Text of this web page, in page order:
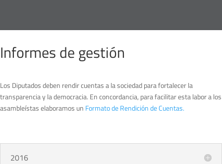
Informes de gestión
Los Diputados deben rendir cuentas a la sociedad para fortalecer la
transparencia y la democracia. En concordancia, para facilitar esta labor a los
asambleístas elaboramos un Formato de Rendición de Cuentas.
2016